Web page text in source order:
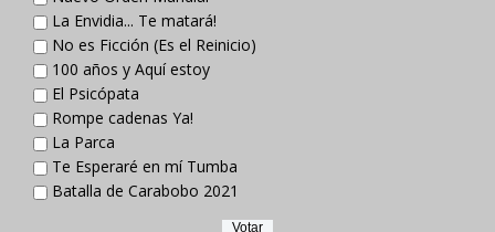
La Envidia... Te matará!
No es Ficción (Es el Reinicio)
100 años y Aquí estoy
El Psicópata
Rompe cadenas Ya!
La Parca
Te Esperaré en mí Tumba
Batalla de Carabobo 2021